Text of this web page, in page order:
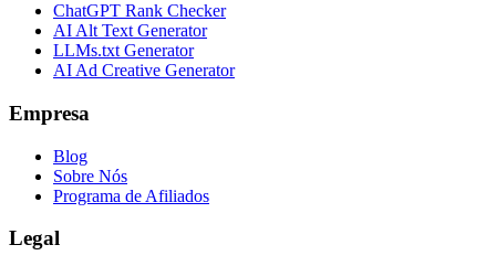
ChatGPT Rank Checker
AI Alt Text Generator
LLMs.txt Generator
AI Ad Creative Generator
Empresa
Blog
Sobre Nós
Programa de Afiliados
Legal